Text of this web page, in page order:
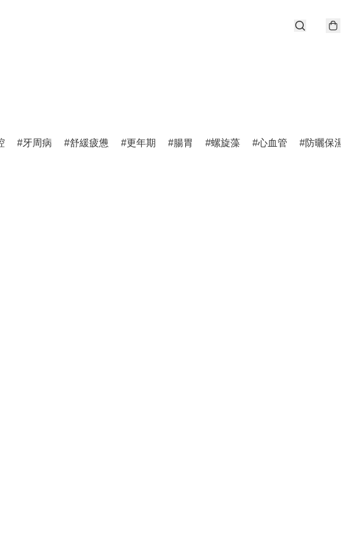
牙周病 舒緩疲憊 更年期 腸胃 螺旋藻 心血管 防曬保濕